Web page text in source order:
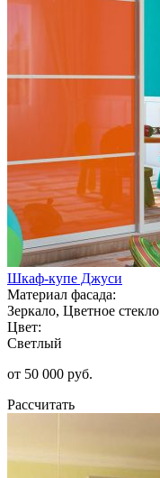
Шкаф-купе Джуси
Материал фасада:
Зеркало, Цветное стекло
Цвет:
Светлый
от 50 000 руб.
Рассчитать